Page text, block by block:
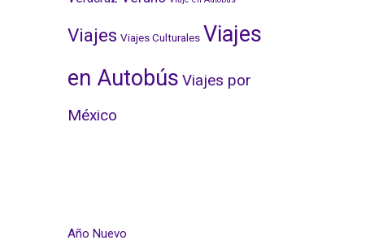
Viajes Viajes Culturales Viajes
en Autobús Viajes por
México
Año Nuevo